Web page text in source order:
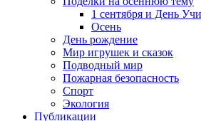
1 сентября и День
Осень
День рождение
Мир игрушек и сказок
Подводный мир
Пожарная безопасность
Спорт
Экология
Публикации